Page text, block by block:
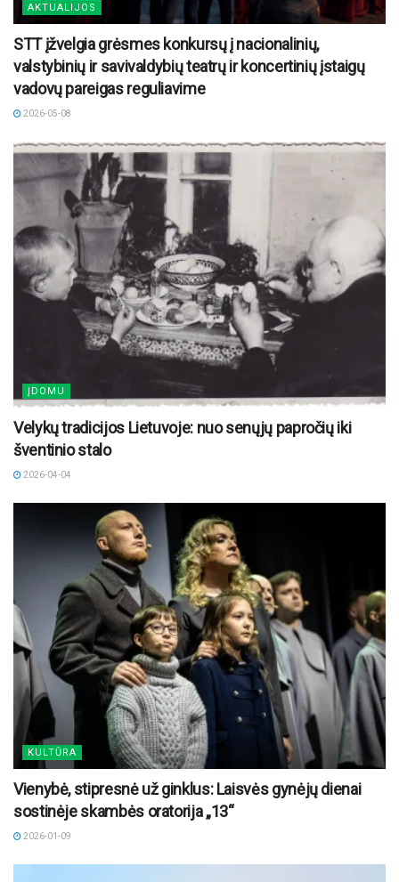
AKTUALIJOS
STT įžvelgia grėsmes konkursų į nacionalinių,
valstybinių ir savivaldybių teatrų ir koncertinių įstaigų
vadovų pareigas reguliavime
2026-05-08
ĮDOMU
Velykų tradicijos Lietuvoje: nuo senųjų papročių iki
šventinio stalo
2026-04-04
KULTŪRA
Vienybė, stipresnė už ginklus: Laisvės gynėjų dienai
sostinėje skambės oratorija „13“
2026-01-09